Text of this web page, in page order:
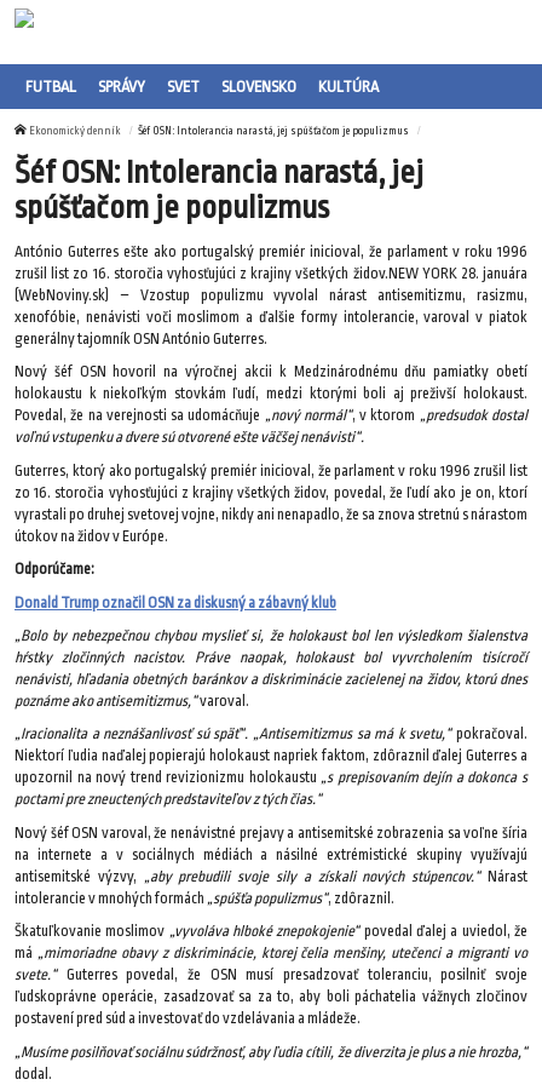
FUTBAL SPRÁVY SVET SLOVENSKO KULTÚRA
Ekonomický denník Šéf OSN: Intolerancia narastá, jej spúšťačom je populizmus
Šéf OSN: Intolerancia narastá, jej
spúšťačom je populizmus
António Guterres ešte ako portugalský premiér inicioval, že parlament v roku 1996
zrušil list zo 16. storočia vyhosťujúci z krajiny všetkých židov.NEW YORK 28. januára
(WebNoviny.sk) – Vzostup populizmu vyvolal nárast antisemitizmu, rasizmu,
xenofóbie, nenávisti voči moslimom a ďalšie formy intolerancie, varoval v piatok
generálny tajomník OSN António Guterres.
Nový šéf OSN hovoril na výročnej akcii k Medzinárodnému dňu pamiatky obetí
holokaustu k niekoľkým stovkám ľudí, medzi ktorými boli aj preživší holokaust.
Povedal, že na verejnosti sa udomácňuje „nový normál“, v ktorom „predsudok dostal
voľnú vstupenku a dvere sú otvorené ešte väčšej nenávisti“.
Guterres, ktorý ako portugalský premiér inicioval, že parlament v roku 1996 zrušil list
zo 16. storočia vyhosťujúci z krajiny všetkých židov, povedal, že ľudí ako je on, ktorí
vyrastali po druhej svetovej vojne, nikdy ani nenapadlo, že sa znova stretnú s nárastom
útokov na židov v Európe.
Odporúčame:
Donald Trump označil OSN za diskusný a zábavný klub
„Bolo by nebezpečnou chybou myslieť si, že holokaust bol len výsledkom šialenstva
hŕstky zločinných nacistov. Práve naopak, holokaust bol vyvrcholením tisícročí
nenávisti, hľadania obetných baránkov a diskriminácie zacielenej na židov, ktorú dnes
poznáme ako antisemitizmus,“varoval.
„Iracionalita a neznášanlivosť sú späť“. „Antisemitizmus sa má k svetu,“pokračoval.
Niektorí ľudia naďalej popierajú holokaust napriek faktom, zdôraznil ďalej Guterres a
upozornil na nový trend revizionizmu holokaustu„s prepisovaním dejín a dokonca s
poctami pre zneuctených predstaviteľov z tých čias.“
Nový šéf OSN varoval, že nenávistné prejavy a antisemitské zobrazenia sa voľne šíria
na internete a v sociálnych médiách a násilné extrémistické skupiny využívajú
antisemitské výzvy, „aby prebudili svoje sily a získali nových stúpencov.“Nárast
intolerancie v mnohých formách „spúšťa populizmus“, zdôraznil.
Škatuľkovanie moslimov „vyvoláva hlboké znepokojenie“povedal ďalej a uviedol, že
má „mimoriadne obavy z diskriminácie, ktorej čelia menšiny, utečenci a migranti vo
svete.“Guterres povedal, že OSN musí presadzovať toleranciu, posilniť svoje
ľudskoprávne operácie, zasadzovať sa za to, aby boli páchatelia vážnych zločinov
postavení pred súd a investovať do vzdelávania a mládeže.
„Musíme posilňovať sociálnu súdržnosť, aby ľudia cítili, že diverzita je plus a nie hrozba,“
dodal.